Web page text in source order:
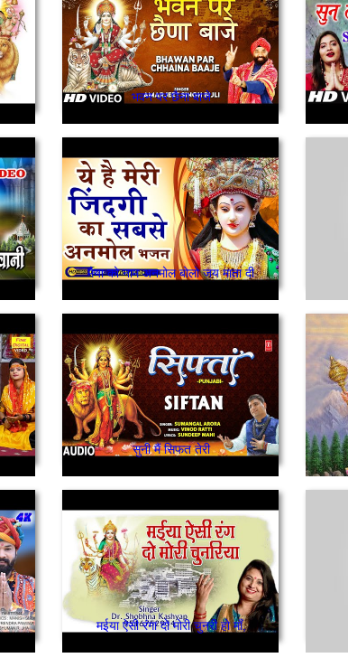
भवन पर छैना बाजे
मैया को नाम अनमोल बोलो जय माता दी
सुनी मैं सिफत तेरी
मईया ऐसी रंगा दो मोरी चुनरी हो माँ,